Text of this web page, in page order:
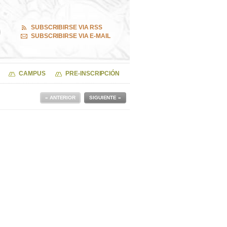
SUBSCRIBIRSE VIA RSS
SUBSCRIBIRSE VIA E-MAIL
CAMPUS PRE-INSCRIPCIÓN
SIGUIENTE »
« ANTERIOR